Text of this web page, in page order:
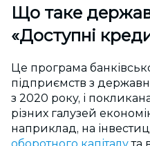
Що таке
«Доступні
Це програма
підприємств з
з 2020 року, і
різних галузей
наприклад, на